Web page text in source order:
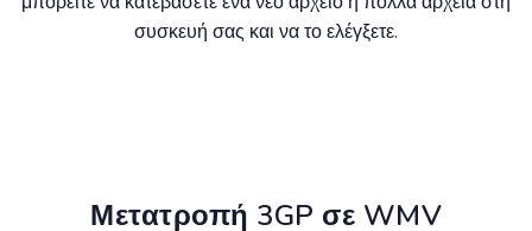
συσκευή σας και να το ελέγξετε.
Μετατροπή 3GP σε WMV